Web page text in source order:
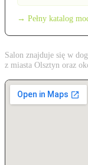
→ Pełny katalog
Salon znajduje się w
z miasta Olsztyn oraz